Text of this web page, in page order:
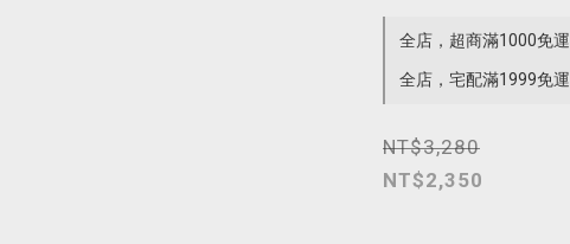
全店，超商滿1000免運
全店，宅配滿1999免運
NT$3,280
NT$2,350